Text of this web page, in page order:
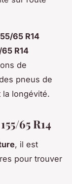
65 R14
R14
de
pneus de
la longévité.
65 R14
, il est
pour trouver